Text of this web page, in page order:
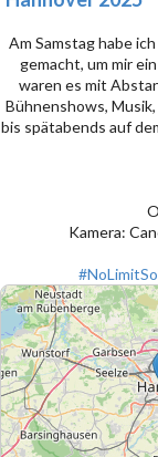
Am Samstag habe
gemacht, um mir
waren es mit
Bühnenshows,
bis spätabends auf
Kamera: